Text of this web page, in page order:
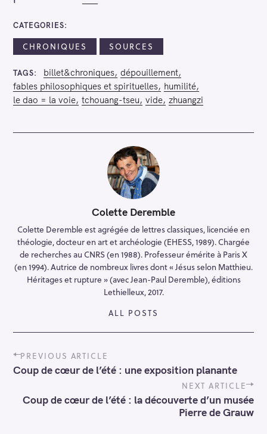
CATEGORIES
CHRONIQUES SOURCES
TAGS billet&chroniques dépouillement
fables philosophiques et spirituelles humilité
le dao = la voie tchouang-tseu vide zhuangzi
Colette Deremble
Colette Deremble est agrégée de lettres classiques, licenciée en
théologie, docteur en art et archéologie (EHESS, 1989). Chargée
de recherches au CNRS (en 1988). Professeur émérite à Paris X
(en 1994). Autrice de nombreux livres dont « Jésus selon Matthieu.
Héritages et rupture » (avec Jean-Paul Deremble), éditions
Lethielleux, 2017.
ALL POSTS
P
o
s
PREVIOUS ARTICLE
Coup de cœur de l’été : une exposition planante
NEXT ARTICLE
Coup de cœur de l’été : la découverte d’un musée
Pierre de Grauw